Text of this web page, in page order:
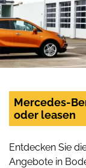
Mercedes-
oder leasen
Entdecken Sie
Angebote in